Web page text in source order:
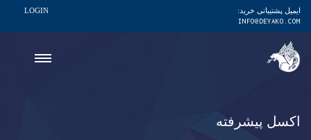
ایمیل پشتیبانی خرید:
INFO@DEYAKO.COM
LOGIN
اکسل پیشرفته